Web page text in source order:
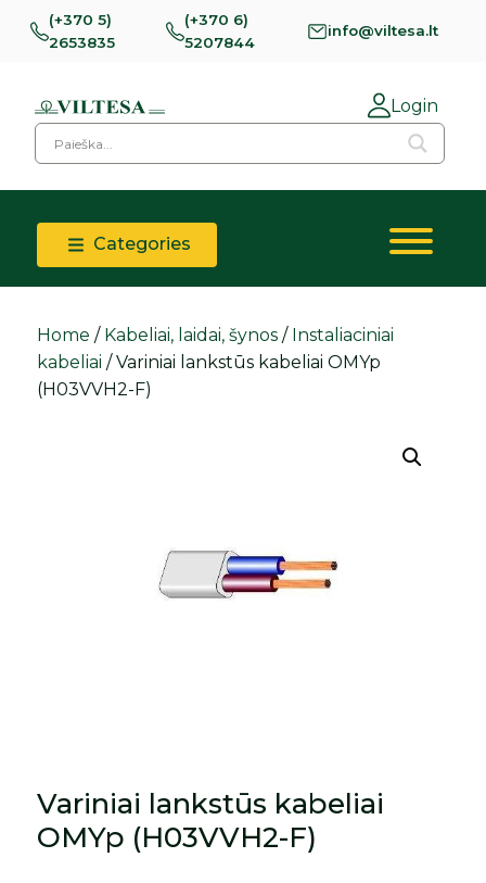
(+370 5)
2653835
(+370 6)
5207844
info@viltesa.lt
Login
Categories
Home / Kabeliai, laidai, šynos / Instaliaciniai
kabeliai / Variniai lankstūs kabeliai OMYp
(H03VVH2-F)
Variniai lankstūs kabeliai
OMYp (H03VVH2-F)